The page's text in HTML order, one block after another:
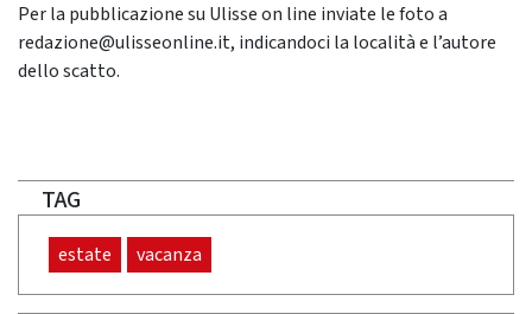
Per la pubblicazione su Ulisse on line inviate le foto a
redazione@ulisseonline.it, indicandoci la località e l’autore
dello scatto.
TAG
estate vacanza